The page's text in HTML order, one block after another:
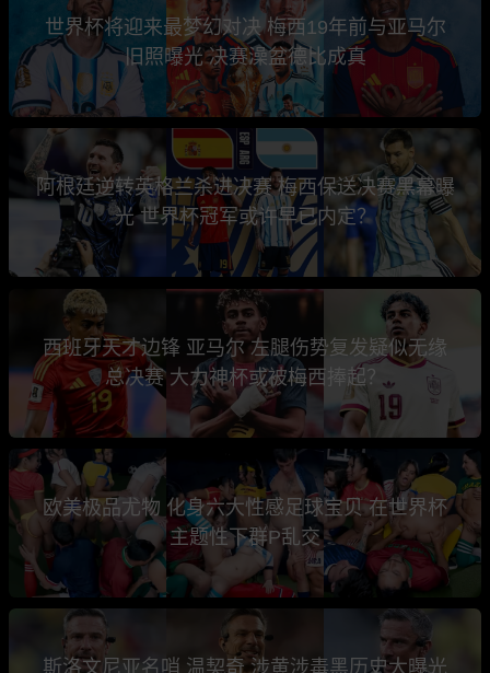
世界杯将迎来最梦幻对决 梅西19年前与亚马尔
旧照曝光 决赛澡盆德比成真
阿根廷逆转英格兰杀进决赛 梅西保送决赛黑幕曝
光 世界杯冠军或许早已内定？
西班牙天才边锋 亚马尔 左腿伤势复发疑似无缘
总决赛 大力神杯或被梅西捧起？
欧美极品尤物 化身六大性感足球宝贝 在世界杯
主题性下群P乱交
斯洛文尼亚名哨 温契奇 涉黄涉毒黑历史大曝光